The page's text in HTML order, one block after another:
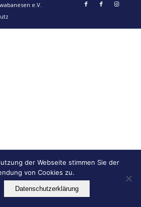
e.V.
der Webseite stimmen Sie der
von Cookies zu.
Datenschutzerklärung